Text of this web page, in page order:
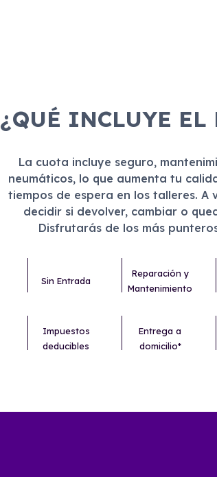
¿QUÉ INCLUYE EL
La cuota incluye seguro,
neumáticos, lo que aumenta tu
tiempos de espera en los talleres. A
decidir si devolver, cambiar o
Disfrutarás de los más
Sin Entrada
Reparación y
Mantenimiento
Impuestos
deducibles
Entrega a
domicilio*